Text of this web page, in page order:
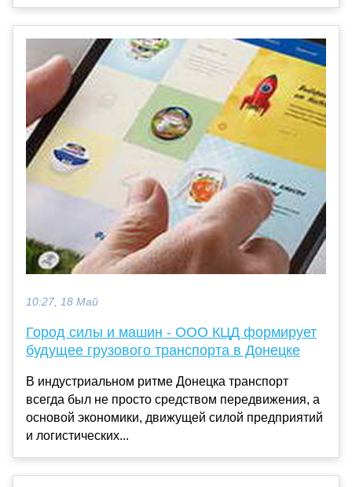
10:27, 18 Май
Город силы и машин - ООО КЦД формирует
будущее грузового транспорта в Донецке
В индустриальном ритме Донецка транспорт
всегда был не просто средством передвижения, а
основой экономики, движущей силой предприятий
и логистических...